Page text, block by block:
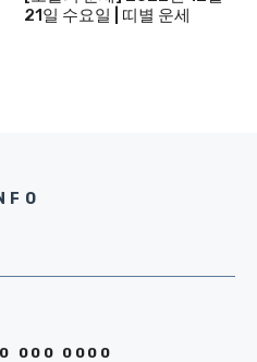
21일 수요일 | 띠별 운세
000 0000